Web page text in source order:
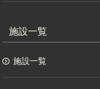
施設一覧
施設一覧